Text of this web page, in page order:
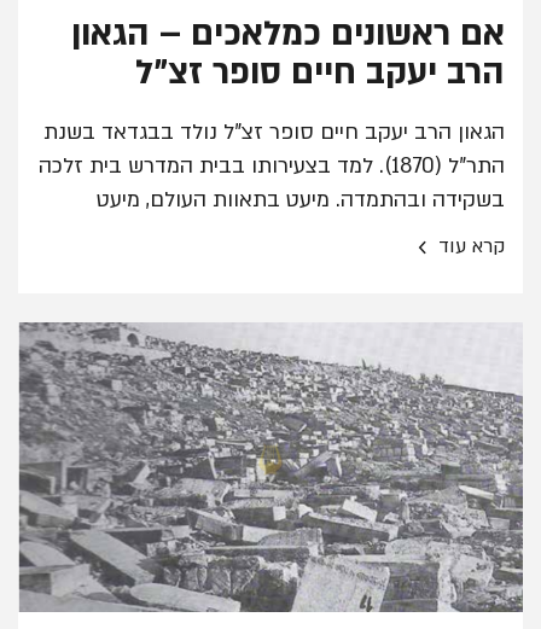
אם ראשונים כמלאכים – הגאון
הרב יעקב חיים סופר זצ"ל
הגאון הרב יעקב חיים סופר זצ"ל נולד בבגדאד בשנת
התר"ל (1870). למד בצעירותו בבית המדרש בית זלכה
בשקידה ובהתמדה. מיעט בתאוות העולם, מיעט
קרא עוד ›